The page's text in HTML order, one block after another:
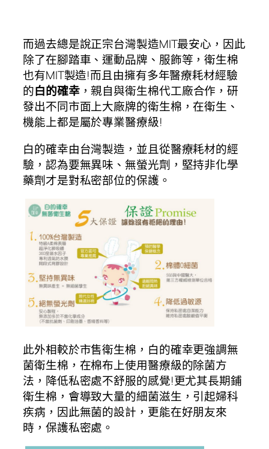
而過去總是說正宗台灣製造MIT最安心，因此
除了在腳踏車、運動品牌、服飾等，衛生棉
也有MIT製造!而且由擁有多年醫療耗材經驗
的白的確幸，親自與衛生棉代工廠合作，研
發出不同市面上大廠牌的衛生棉，在衛生、
機能上都是屬於專業醫療級!
白的確幸由台灣製造，並且從醫療耗材的經
驗，認為要無異味、無螢光劑，堅持非化學
藥劑才是對私密部位的保護。
此外相較於市售衛生棉，白的確幸更強調無
菌衛生棉，在棉布上使用醫療級的除菌方
法，降低私密處不舒服的感覺!更尤其長期鋪
衛生棉，會導致大量的細菌滋生，引起婦科
疾病，因此無菌的設計，更能在好朋友來
時，保護私密處。